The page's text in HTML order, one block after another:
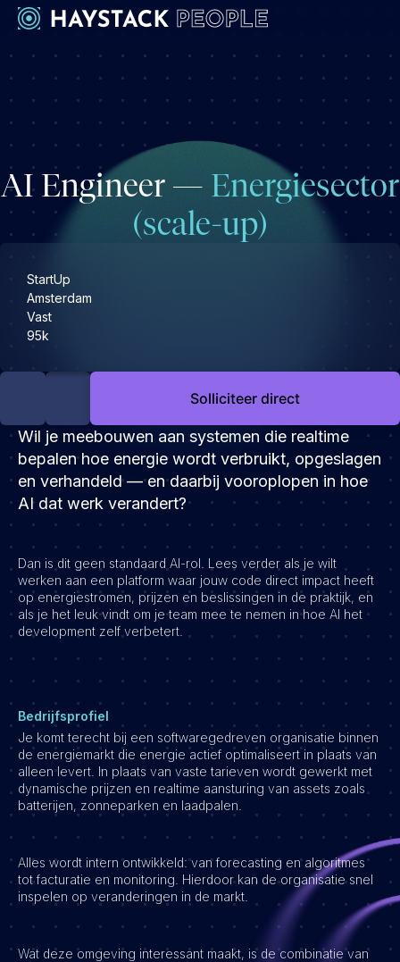
Werkgevers
Engineering & leadership
Executive search
Marketing
Operations & HR
Sales
Engineering & leadership
Executive search
Marketing
Product
Sales
Specialistische techrollen
Support
Operations & HR
Werken bij Haystack People
Jobmarketing
Contact
AI Engineer — Energiesector
(scale-up)
StartUp
Amsterdam
Vast
95k
Solliciteer direct
Wil je meebouwen aan systemen die realtime
bepalen hoe energie wordt verbruikt, opgeslagen
en verhandeld — en daarbij vooroplopen in hoe
AI dat werk verandert?
Dan is dit geen standaard AI-rol. Lees verder als je wilt
werken aan een platform waar jouw code direct impact heeft
op energiestromen, prijzen en beslissingen in de praktijk, en
als je het leuk vindt om je team mee te nemen in hoe AI het
development zelf verbetert.
Bedrijfsprofiel
Je komt terecht bij een softwaregedreven organisatie binnen
de energiemarkt die energie actief optimaliseert in plaats van
alleen levert. In plaats van vaste tarieven wordt gewerkt met
dynamische prijzen en realtime aansturing van assets zoals
batterijen, zonneparken en laadpalen.
Alles wordt intern ontwikkeld: van forecasting en algoritmes
tot facturatie en monitoring. Hierdoor kan de organisatie snel
inspelen op veranderingen in de markt.
Wat deze omgeving interessant maakt, is de combinatie van